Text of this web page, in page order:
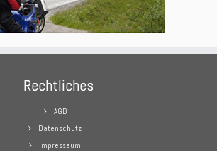
Rechtliches
AGB
Datenschutz
Impresseum